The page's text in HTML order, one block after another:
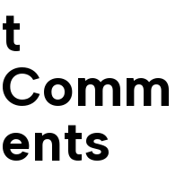
t
Comm
ents